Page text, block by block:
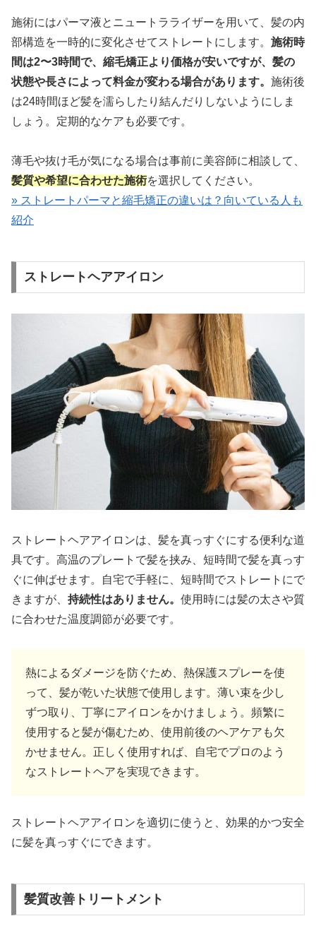
施術にはパーマ液とニュートラライザーを用いて、髪の内
部構造を一時的に変化させてストレートにします。 施術時
間は2〜3時間で、縮毛矯正より価格が安いですが、髪の
状態や長さによって料金が変わる場合があります。 施術後
は24時間ほど髪を濡らしたり結んだりしないようにしま
しょう。定期的なケアも必要です。
薄毛や抜け毛が気になる場合は事前に美容師に相談して、
髪質や希望に合わせた施術を選択してください。
» ストレートパーマと縮毛矯正の違いは？向いている人も
紹介
ストレートヘアアイロン
ストレートヘアアイロンは、髪を真っすぐにする便利な道
具です。高温のプレートで髪を挟み、短時間で髪を真っす
ぐに伸ばせます。自宅で手軽に、短時間でストレートにで
きますが、 持続性はありません。 使用時には髪の太さや質
に合わせた温度調節が必要です。
熱によるダメージを防ぐため、熱保護スプレーを使
って、髪が乾いた状態で使用します。薄い束を少し
ずつ取り、丁寧にアイロンをかけましょう。頻繁に
使用すると髪が傷むため、使用前後のヘアケアも欠
かせません。正しく使用すれば、自宅でプロのよう
なストレートヘアを実現できます。
ストレートヘアアイロンを適切に使うと、効果的かつ安全
に髪を真っすぐにできます。
髪質改善トリートメント